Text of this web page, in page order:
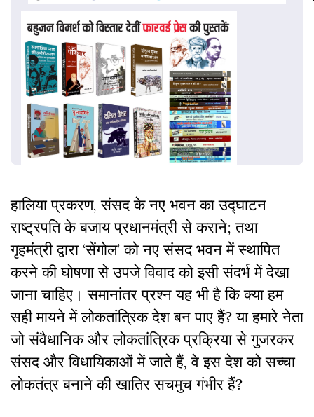
हालिया प्रकरण, संसद के नए भवन का उद्घाटन
राष्ट्रपति के बजाय प्रधानमंत्री से कराने; तथा
गृहमंत्री द्वारा ‘सेंगोल’ को नए संसद भवन में स्थापित
करने की घोषणा से उपजे विवाद को इसी संदर्भ में देखा
जाना चाहिए। समानांतर प्रश्न यह भी है कि क्या हम
सही मायने में लोकतांत्रिक देश बन पाए हैं? या हमारे नेता
जो संवैधानिक और लोकतांत्रिक प्रक्रिया से गुजरकर
संसद और विधायिकाओं में जाते हैं, वे इस देश को सच्चा
लोकतंत्र बनाने की खातिर सचमुच गंभीर हैं?